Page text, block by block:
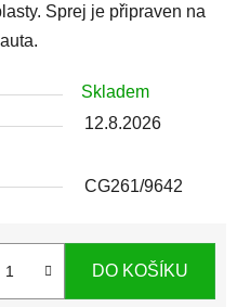
Sprej je připraven na
Skladem
12.8.2026
CG261/9642
DO KOŠÍKU